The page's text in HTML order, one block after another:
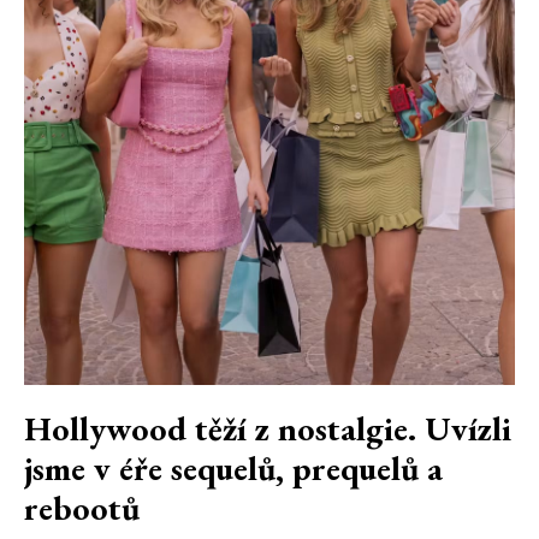
Hollywood těží z nostalgie. Uvízli
jsme v éře sequelů, prequelů a
rebootů